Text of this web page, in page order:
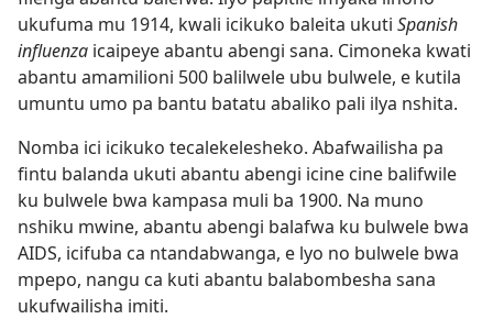
ukufuma mu 1914, kwali icikuko baleita ukuti Spanish
influenza icaipeye abantu abengi sana. Cimoneka kwati
abantu amamilioni 500 balilwele ubu bulwele, e kutila
umuntu umo pa bantu batatu abaliko pali ilya nshita.
Nomba ici icikuko tecalekelesheko. Abafwailisha pa
fintu balanda ukuti abantu abengi icine cine balifwile
ku bulwele bwa kampasa muli ba 1900. Na muno
nshiku mwine, abantu abengi balafwa ku bulwele bwa
AIDS, icifuba ca ntandabwanga, e lyo no bulwele bwa
mpepo, nangu ca kuti abantu balabombesha sana
ukufwailisha imiti.